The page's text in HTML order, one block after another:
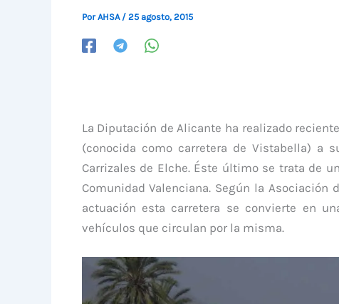
PorAHSA / 25 agosto, 2015
La Diputación de Alicante ha realizado
(conocida como carretera de Vistabella) a
Carrizales de Elche. Éste último se trata de
Comunidad Valenciana. Según la
actuación esta carretera se convierte en
vehículos que circulan por la misma.